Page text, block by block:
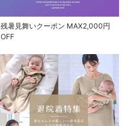
残暑見舞いクーポン MAX2,000円
OFF